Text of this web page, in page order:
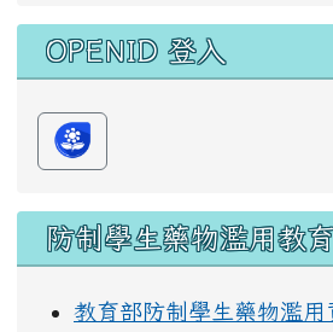
OPENID 登入
防制學生藥物濫用教
教育部防制學生藥物濫用